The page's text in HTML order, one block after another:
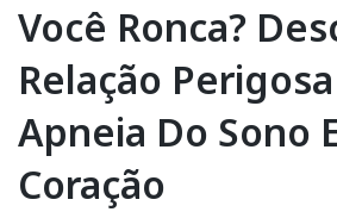
Você Ronca?
Relação
Apneia Do Sono
Coração